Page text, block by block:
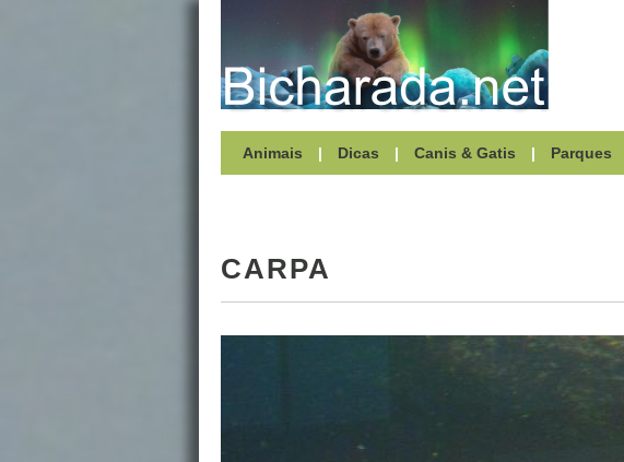
Animais | Dicas | Canis & Gatis | Parques
CARPA